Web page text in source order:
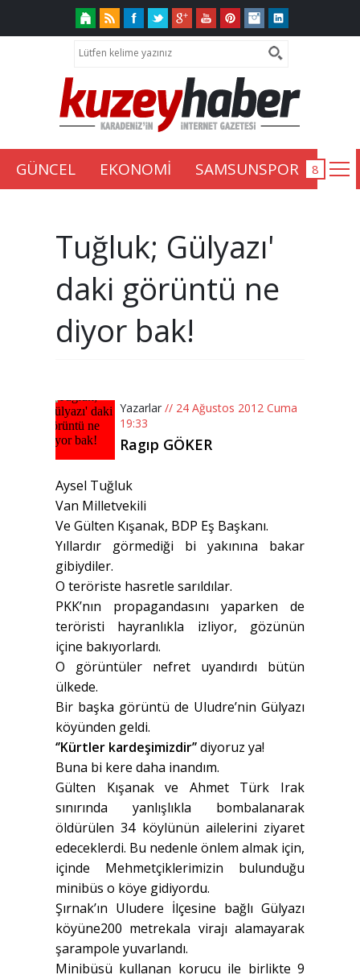
GÜNCEL EKONOMİ SAMSUNSPOR
Tuğluk; Gülyazı'
daki görüntü ne
diyor bak!
Yazarlar // 24 Ağustos 2012 Cuma
19:33
Ragıp GÖKER
Aysel Tuğluk
Van Milletvekili
Ve Gülten Kışanak, BDP Eş Başkanı.
Yıllardır görmediği bi yakınına bakar
gibiydiler.
O teröriste hasretle sarıldılar.
PKK’nın propagandasını yaparken de
teröristi hayranlıkla izliyor, gözünün
içine bakıyorlardı.
O görüntüler nefret uyandırdı bütün
ülkede.
Bir başka görüntü de Uludre’nin Gülyazı
köyünden geldi.
‘’Kürtler kardeşimizdir’’diyoruz ya!
Buna bi kere daha inandım.
Gülten Kışanak ve Ahmet Türk Irak
sınırında yanlışlıkla bombalanarak
öldürülen 34 köylünün ailelerini ziyaret
edeceklerdi. Bu nedenle önlem almak için,
içinde Mehmetçiklerimizin bulunduğu
minibüs o köye gidiyordu.
Şırnak’ın Uludere İlçesine bağlı Gülyazı
köyüne200 metrekala virajı alamayarak
şarampole yuvarlandı.
Minibüsü kullanan korucu ile birlikte 9